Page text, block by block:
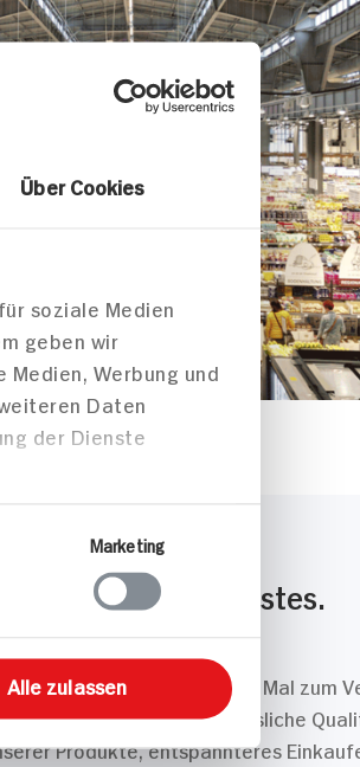
Über Cookies
soziale Medien
geben wir
Werbung und
Daten
der Dienste
Marketing
Alle zulassen
täglich unser Bestes.
Ihr Einkauf bei uns jedes Mal zum
jeden Tag ins Zeug. Verlässliche
Produkte, entspannteres